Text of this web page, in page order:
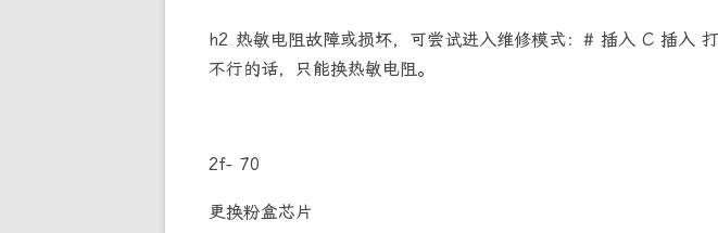
h2 热敏电阻故障或损坏，可尝试进入维修模式：# 插入 C 插入
不行的话，只能换热敏电阻。
2f- 70
更换粉盒芯片